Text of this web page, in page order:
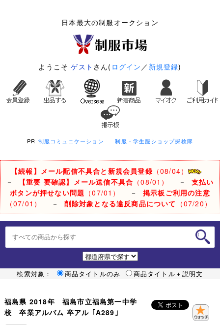
日本最大の制服オークション
ようこそゲスト さん( ログイン ／ 新規登録)
PR 制服コミュニケーション 制服・学生服ショップ探検隊
【続報】メール配信不具合と新規会員登録 （08/04）
－
【重要 要確認】メール送信不具合 （08/01） － 支払い
ボタンが押せない問題 （07/01） － 掲示板ご利用の注意
（07/01）
－ 削除対象となる違反商品について （07/20）
検索対象： 商品タイトルのみ 商品タイトル＋説明文
福島県 2018年 福島市立福島第一中学
校 卒業アルバム 卒アル ｢A289｣